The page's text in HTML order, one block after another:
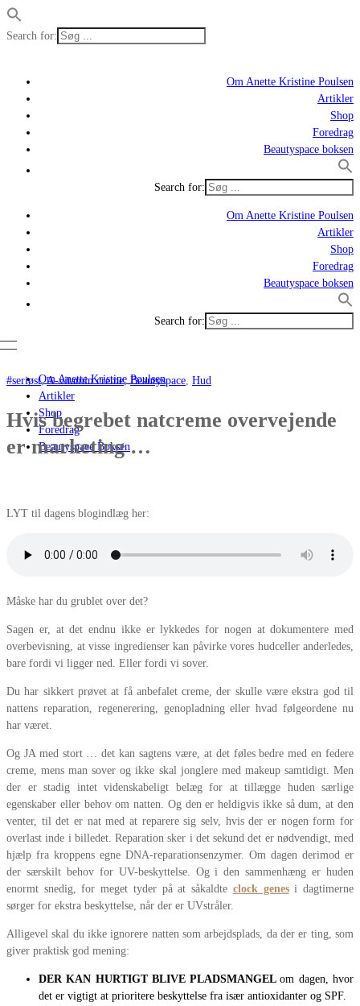
Search for:
Om Anette Kristine Poulsen
Artikler
Shop
Foredrag
Beautyspace boksen
Search for:
Om Anette Kristine Poulsen
Artikler
Shop
Foredrag
Beautyspace boksen
Search for:
Om Anette Kristine Poulsen
Artikler
Shop
Foredrag
Beautyspace Boksen
#seriøst,A-vitamin creme,Beautyspace, Hud
Hvis begrebet natcreme overvejende
er marketing …
LYT til dagens blogindlæg her:
Måske har du grublet over det?
Sagen er, at det endnu ikke er lykkedes for nogen at dokumentere med
overbevisning, at visse ingredienser kan påvirke vores hudceller anderledes,
bare fordi vi ligger ned. Eller fordi vi sover.
Du har sikkert prøvet at få anbefalet creme, der skulle være ekstra god til
nattens reparation, regenerering, genopladning eller hvad følgeordene nu
har været.
Og JA med stort … det kan sagtens være, at det føles bedre med en federe
creme, mens man sover og ikke skal jonglere med makeup samtidigt. Men
der er stadig intet videnskabeligt belæg for at tillægge huden særlige
egenskaber eller behov om natten. Og den er heldigvis ikke så dum, at den
venter, til det er nat med at reparere sig selv, hvis der er nogen form for
overlast inde i billedet. Reparation sker i det sekund det er nødvendigt, med
hjælp fra kroppens egne DNA-reparationsenzymer. Om dagen derimod er
der særskilt behov for UV-beskyttelse. Og i den sammenhæng er huden
enormt snedig, for meget tyder på at såkaldte clock genesi dagtimerne
sørger for ekstra beskyttelse, når der er UVstråler.
Alligevel skal du ikke ignorere natten som arbejdsplads, da der er ting, som
giver praktisk god mening:
DER KAN HURTIGT BLIVE PLADSMANGELom dagen, hvor
det er vigtigt at prioritere beskyttelse fra især antioxidanter og SPF.